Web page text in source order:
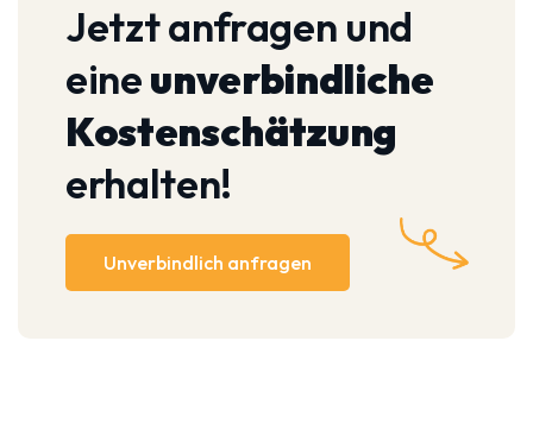
Jetzt anfragen und
eineunverbindliche
Kostenschätzung
erhalten!
Unverbindlich anfragen